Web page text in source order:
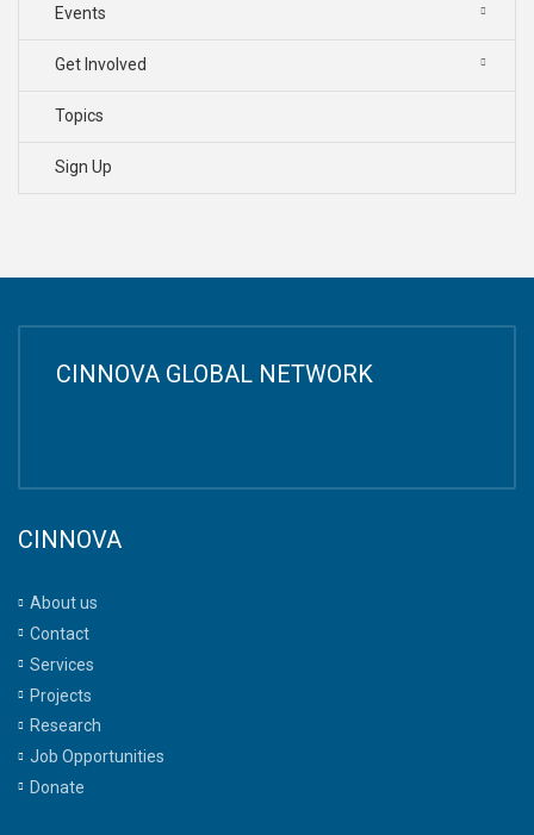
Events
Get Involved
Topics
Sign Up
CINNOVA GLOBAL NETWORK
CINNOVA
About us
Contact
Services
Projects
Research
Job Opportunities
Donate